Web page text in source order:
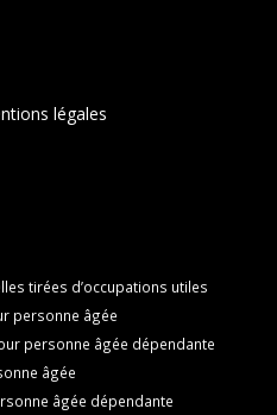
légales
tirées d’occupations utiles
personne âgée
personne âgée dépendante
âgée
âgée dépendante